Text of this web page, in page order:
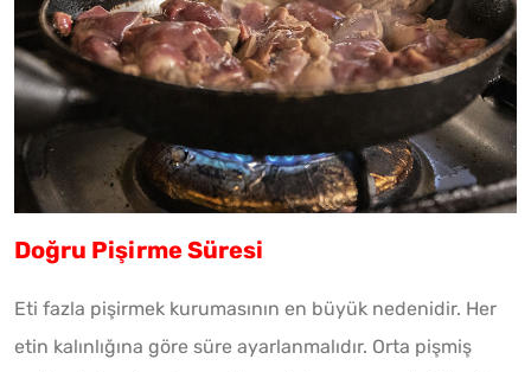
Doğru Pişirme Süresi
Eti fazla pişirmek kurumasının en büyük nedenidir. Her
etin kalınlığına göre süre ayarlanmalıdır. Orta pişmiş